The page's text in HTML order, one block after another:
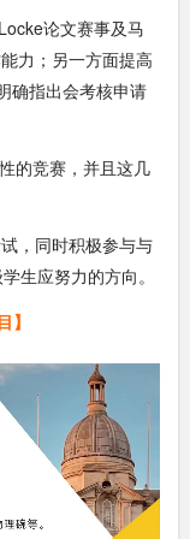
论文赛事及马
力；另一方面提高
确指出会考核申请
的竞赛，并且这几
，同时积极参与与
生应努力的方向。
】